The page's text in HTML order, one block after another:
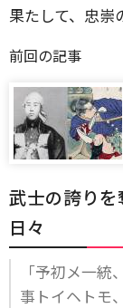
果たして、忠
前回の記事
武士の誇り
日々
「予初メ一
事トイヘトモ